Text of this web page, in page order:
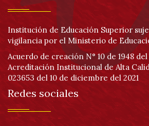
Institución de Educación Superior
vigilancia por el Ministerio de
Acuerdo de creación N° 10 de 1948
Acreditación Institucional de Alta
023653 del 10 de diciembre del 2021
Redes sociales